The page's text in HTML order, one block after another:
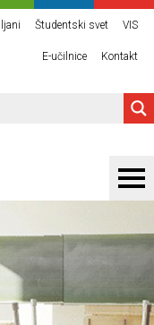
Študentski svet VIS
E-učilnice Kontakt